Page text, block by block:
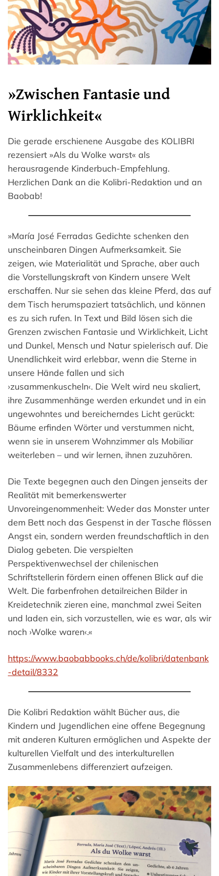
»Zwischen Fantasie und
Wirklichkeit«
Die gerade erschienene Ausgabe des KOLIBRI
rezensiert »Als du Wolke warst« als
herausragende Kinderbuch-Empfehlung.
Herzlichen Dank an die Kolibri-Redaktion und an
Baobab!
»María José Ferradas Gedichte schenken den
unscheinbaren Dingen Aufmerksamkeit. Sie
zeigen, wie Materialität und Sprache, aber auch
die Vorstellungskraft von Kindern unsere Welt
erschaffen. Nur sie sehen das kleine Pferd, das auf
dem Tisch herumspaziert tatsächlich, und können
es zu sich rufen. In Text und Bild lösen sich die
Grenzen zwischen Fantasie und Wirklichkeit, Licht
und Dunkel, Mensch und Natur spielerisch auf. Die
Unendlichkeit wird erlebbar, wenn die Sterne in
unsere Hände fallen und sich
›zusammenkuscheln‹. Die Welt wird neu skaliert,
ihre Zusammenhänge werden erkundet und in ein
ungewohntes und bereicherndes Licht gerückt:
Bäume erfinden Wörter und verstummen nicht,
wenn sie in unserem Wohnzimmer als Mobiliar
weiterleben – und wir lernen, ihnen zuzuhören.
Die Texte begegnen auch den Dingen jenseits der
Realität mit bemerkenswerter
Unvoreingenommenheit: Weder das Monster unter
dem Bett noch das Gespenst in der Tasche flössen
Angst ein, sondern werden freundschaftlich in den
Dialog gebeten. Die verspielten
Perspektivenwechsel der chilenischen
Schriftstellerin fördern einen offenen Blick auf die
Welt. Die farbenfrohen detailreichen Bilder in
Kreidetechnik zieren eine, manchmal zwei Seiten
und laden ein, sich vorzustellen, wie es war, als wir
noch ›Wolke waren‹.«
https://www.baobabbooks.ch/de/kolibri/datenbank
-detail/8332
Die Kolibri Redaktion wählt Bücher aus, die
Kindern und Jugendlichen eine offene Begegnung
mit ande­ren Kulturen ermöglichen und Aspekte der
kulturellen Vielfalt und des inter­kulturellen
Zusammenlebens differenziert aufzeigen.